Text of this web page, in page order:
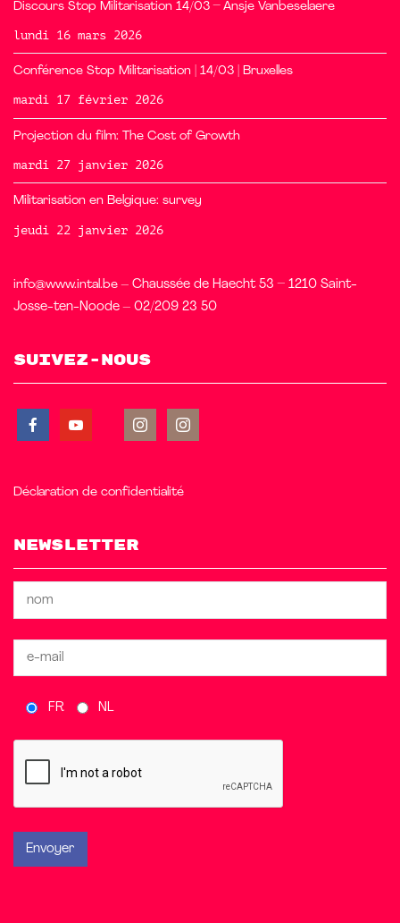
Discours Stop Militarisation 14/03 – Ansje Vanbeselaere
lundi 16 mars 2026
Conférence Stop Militarisation | 14/03 | Bruxelles
mardi 17 février 2026
Projection du film: The Cost of Growth
mardi 27 janvier 2026
Militarisation en Belgique: survey
jeudi 22 janvier 2026
info@www.intal.be – Chaussée de Haecht 53 – 1210 Saint-
Josse-ten-Noode – 02/209 23 50
Suivez-nous
Déclaration de confidentialité
Newsletter
FR NL